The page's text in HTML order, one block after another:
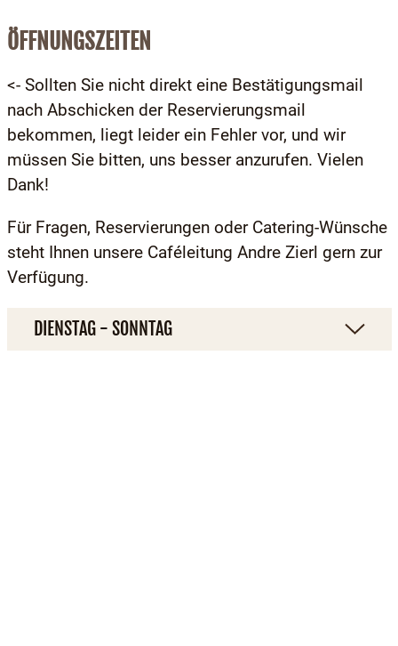
ÖFFNUNGSZEITEN
<- Sollten Sie nicht direkt eine Bestätigungsmail
nach Abschicken der Reservierungsmail
bekommen, liegt leider ein Fehler vor, und wir
müssen Sie bitten, uns besser anzurufen. Vielen
Dank!
Für Fragen, Reservierungen oder Catering-Wünsche
steht Ihnen unsere Caféleitung Andre Zierl gern zur
Verfügung.
DIENSTAG - SONNTAG